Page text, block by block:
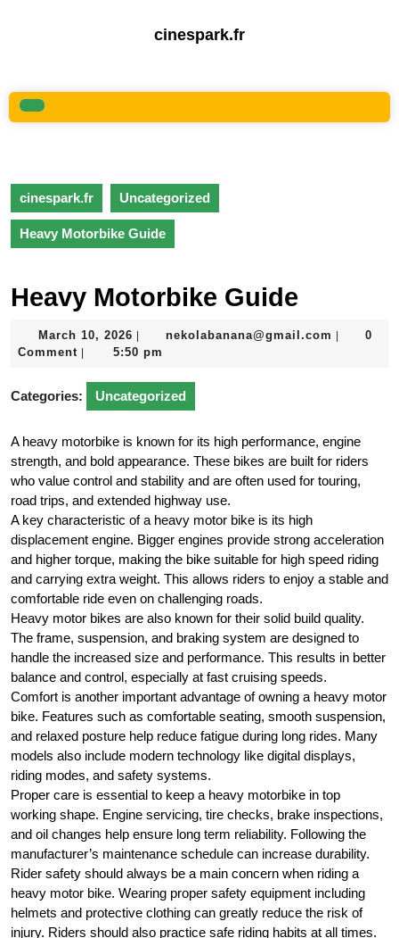
cinespark.fr
Open
cinespark.fr Uncategorized
Heavy Motorbike Guide
Heavy Motorbike Guide
March 10, 2026 March
10,
nekolabanana@gmail.com
0
Comment
5:50 pm
Categories: Uncategorized
A heavy motorbike is known for its high performance, engine
strength, and bold appearance. These bikes are built for riders
who value control and stability and are often used for touring,
road trips, and extended highway use.
A key characteristic of a heavy motor bike is its high
displacement engine. Bigger engines provide strong acceleration
and higher torque, making the bike suitable for high speed riding
and carrying extra weight. This allows riders to enjoy a stable and
comfortable ride even on challenging roads.
Heavy motor bikes are also known for their solid build quality.
The frame, suspension, and braking system are designed to
handle the increased size and performance. This results in better
balance and control, especially at fast cruising speeds.
Comfort is another important advantage of owning a heavy motor
bike. Features such as comfortable seating, smooth suspension,
and relaxed posture help reduce fatigue during long rides. Many
models also include modern technology like digital displays,
riding modes, and safety systems.
Proper care is essential to keep a heavy motorbike in top
working shape. Engine servicing, tire checks, brake inspections,
and oil changes help ensure long term reliability. Following the
manufacturer’s maintenance schedule can increase durability.
Rider safety should always be a main concern when riding a
heavy motor bike. Wearing proper safety equipment including
helmets and protective clothing can greatly reduce the risk of
injury. Riders should also practice safe riding habits at all times.